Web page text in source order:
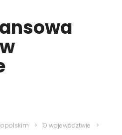
> O województwie
>